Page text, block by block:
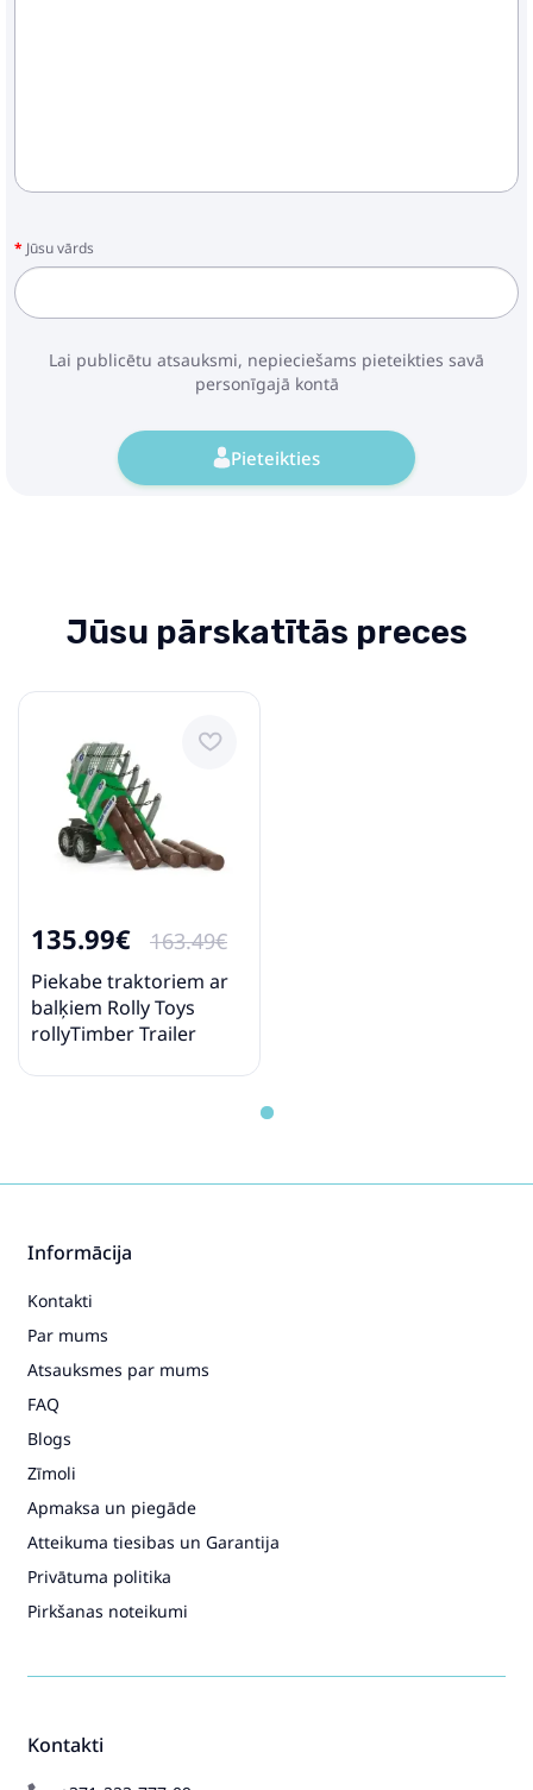
Jūsu vārds
Lai publicētu atsauksmi, nepieciešams pieteikties savā
personīgajā kontā
Pieteikties
Jūsu pārskatītās preces
135.99€ 163.49€
Piekabe traktoriem ar
balķiem Rolly Toys
rollyTimber Trailer
Kontakti
Informācija
Kontakti
Par mums
Atsauksmes par mums
FAQ
Blogs
Zīmoli
Apmaksa un piegāde
Atteikuma tiesibas un Garantija
Privātuma politika
Pirkšanas noteikumi